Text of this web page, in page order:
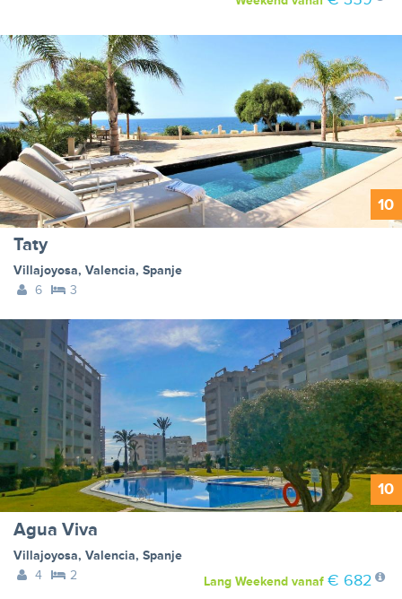
10
Taty
Villajoyosa, Valencia, Spanje
6
3
10
Agua Viva
Villajoyosa, Valencia, Spanje
4
2 Lang Weekendvanaf € 682